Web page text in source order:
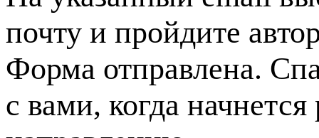
почту и пройдите
Форма отправлена.
с вами, когда